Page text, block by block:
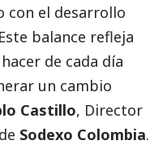
con el desarrollo
balance refleja
de cada día
un cambio
Castillo, Director
Sodexo Colombia.